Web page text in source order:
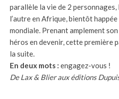
parallèle la vie de 2 personnages,
l’autre en Afrique, bientôt
mondiale. Prenant amplement
héros en devenir, cette première
la suite.
En deux mots : engagez-vous !
De Lax & Blier aux éditions